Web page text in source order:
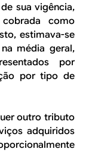
sua vigência,
como
estimava-se
média geral,
por
por tipo de
outro tributo
adquiridos